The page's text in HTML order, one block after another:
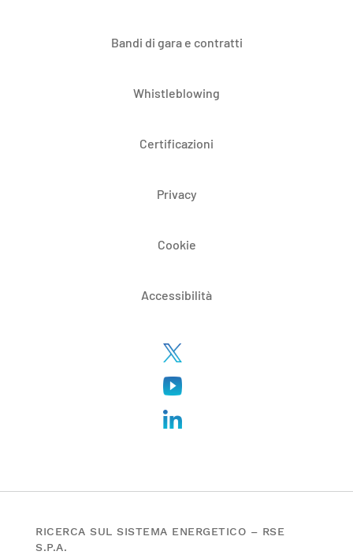
Bandi di gara e contratti
Whistleblowing
Certificazioni
Privacy
Cookie
Accessibilità
RICERCA SUL SISTEMA ENERGETICO – RSE
S.P.A.